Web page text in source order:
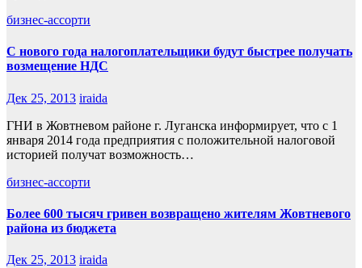
бизнес-ассорти
С нового года налогоплательщики будут быстрее получать
возмещение НДС
Дек 25, 2013 iraida
ГНИ в Жовтневом районе г. Луганска информирует, что с 1
января 2014 года предприятия с положительной налоговой
историей получат возможность…
бизнес-ассорти
Более 600 тысяч гривен возвращено жителям Жовтневого
района из бюджета
Дек 25, 2013 iraida